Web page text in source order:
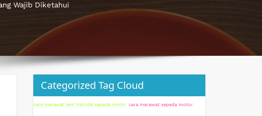
Wajib Diketahui
Categorized Tag Cloud
cara merawat rem hidrolik sepeda motor cara merawat sepeda motor